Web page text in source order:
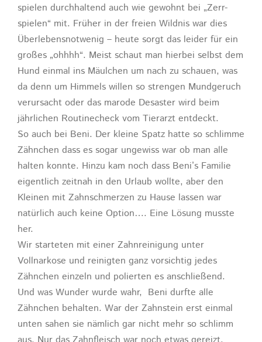
spielen durchhaltend auch wie gewohnt bei „Zerr-
spielen“ mit. Früher in der freien Wildnis war dies
Überlebensnotwenig – heute sorgt das leider für ein
großes „ohhhh“. Meist schaut man hierbei selbst dem
Hund einmal ins Mäulchen um nach zu schauen, was
da denn um Himmels willen so strengen Mundgeruch
verursacht oder das marode Desaster wird beim
jährlichen Routinecheck vom Tierarzt entdeckt.
So auch bei Beni. Der kleine Spatz hatte so schlimme
Zähnchen dass es sogar ungewiss war ob man alle
halten konnte. Hinzu kam noch dass Beni’s Familie
eigentlich zeitnah in den Urlaub wollte, aber den
Kleinen mit Zahnschmerzen zu Hause lassen war
natürlich auch keine Option…. Eine Lösung musste
her.
Wir starteten mit einer Zahnreinigung unter
Vollnarkose und reinigten ganz vorsichtig jedes
Zähnchen einzeln und polierten es anschließend.
Und was Wunder wurde wahr, Beni durfte alle
Zähnchen behalten. War der Zahnstein erst einmal
unten sahen sie nämlich gar nicht mehr so schlimm